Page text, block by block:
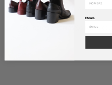
¿DUDAS CON TU TALLA?
ventas@shopnalca.cl
EMAIL